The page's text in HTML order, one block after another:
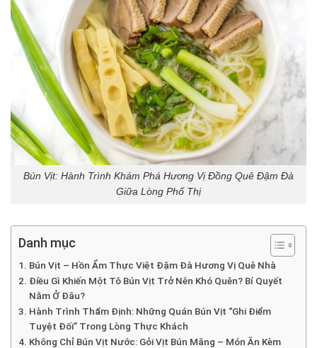
Bún Vịt: Hành Trình Khám Phá Hương Vị Đồng Quê Đậm Đà
Giữa Lòng Phố Thị
Danh mục
Bún Vịt – Hồn Ẩm Thực Việt Đậm Đà Hương Vị Quê Nhà
Điều Gì Khiến Một Tô Bún Vịt Trở Nên Khó Quên? Bí Quyết
Nằm Ở Đâu?
Hành Trình Thẩm Định: Những Quán Bún Vịt “Ghi Điểm
Tuyệt Đối” Trong Lòng Thực Khách
Không Chỉ Bún Vịt Nước: Gỏi Vịt Bún Măng – Món Ăn Kèm